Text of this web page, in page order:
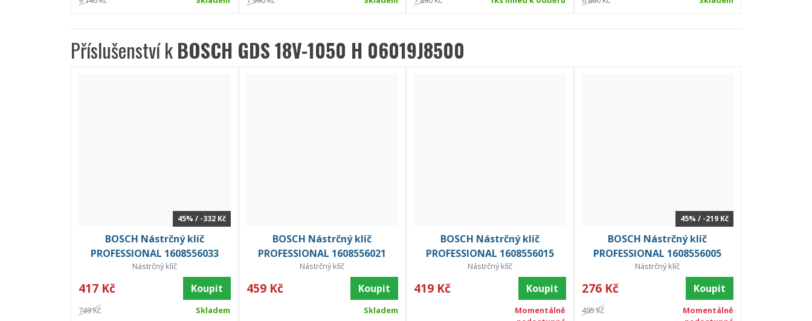
Příslušenství kBOSCH GDS 18V-1050 H 06019J8500
45% / -332 Kč
BOSCH Nástrčný klíč
PROFESSIONAL 1608556033
Nástrčný klíč
417 Kč Koupit
749 Kč Skladem
BOSCH Nástrčný klíč
PROFESSIONAL 1608556021
Nástrčný klíč
459 Kč Koupit
Skladem
BOSCH Nástrčný klíč
PROFESSIONAL 1608556015
Nástrčný klíč
419 Kč Koupit
Momentálně
45% / -219 Kč
BOSCH Nástrčný klíč
PROFESSIONAL 1608556005
Nástrčný klíč
276 Kč Koupit
495 Kč
Momentálně